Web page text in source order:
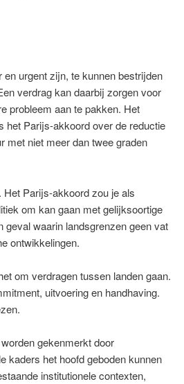
urgent zijn, te kunnen bestrijden
verdrag kan daarbij zorgen voor
probleem aan te pakken. Het
het Parijs-akkoord over de reductie
met niet meer dan twee graden
Parijs-akkoord zou je als
om kan gaan met gelijksoortige
geval waarin landsgrenzen geen vat
ontwikkelingen.
om verdragen tussen landen gaan.
uitvoering en handhaving.
gekenmerkt door
kaders het hoofd geboden kunnen
institutionele contexten,